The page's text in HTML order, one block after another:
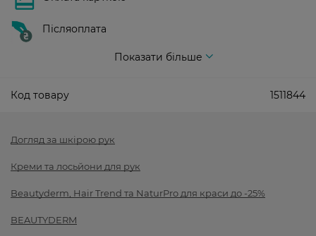
Післяоплата
Показати більше
Код товару 1511844
Догляд за шкірою рук
Креми та лосьйони для рук
Beautyderm, Hair Trend та NaturPro для краси до -25%
BEAUTYDERM